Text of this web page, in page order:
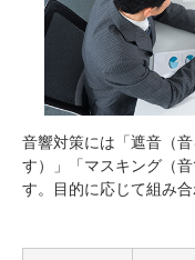
音響対策には「遮音（
す）」「マスキング（
す。目的に応じて組み